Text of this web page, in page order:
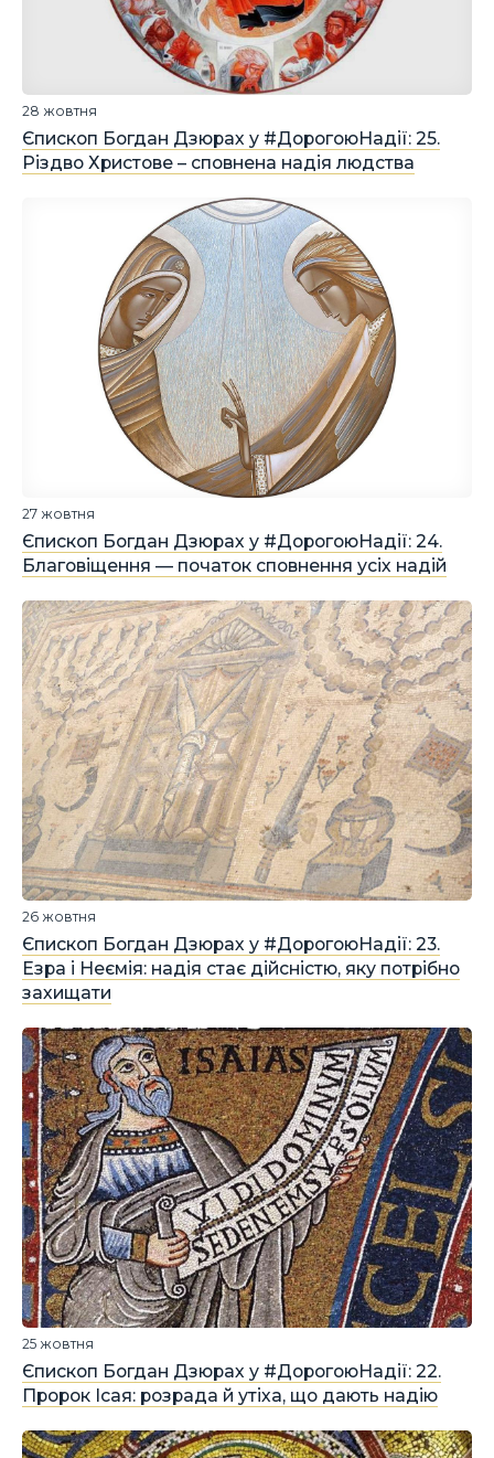
Єпископ Богдан Дзюрах у #ДорогоюНадії: 25.
Різдво Христове – сповнена надія людства
28 жовтня
Єпископ Богдан Дзюрах у #ДорогоюНадії: 24.
Благовіщення — початок сповнення усіх надій
27 жовтня
Єпископ Богдан Дзюрах у #ДорогоюНадії: 23.
Езра і Неємія: надія стає дійсністю, яку потрібно
захищати
26 жовтня
Єпископ Богдан Дзюрах у #ДорогоюНадії: 22.
Пророк Ісая: розрада й утіха, що дають надію
25 жовтня